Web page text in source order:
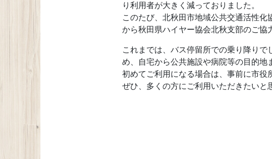
り利用者が大きく減っておりました。
このたび、北秋田市地域公共交通活性
から秋田県ハイヤー協会北秋支部のご協
これまでは、バス停留所での乗り降り
め、自宅から公共施設や病院等の目的地
初めてご利用になる場合は、事前に市役
ぜひ、多くの方にご利用いただきたいと